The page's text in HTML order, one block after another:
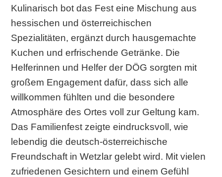
Kulinarisch bot das Fest eine Mischung aus
hessischen und österreichischen
Spezialitäten, ergänzt durch hausgemachte
Kuchen und erfrischende Getränke. Die
Helferinnen und Helfer der DÖG sorgten mit
großem Engagement dafür, dass sich alle
willkommen fühlten und die besondere
Atmosphäre des Ortes voll zur Geltung kam.
Das Familienfest zeigte eindrucksvoll, wie
lebendig die deutsch‑österreichische
Freundschaft in Wetzlar gelebt wird. Mit vielen
zufriedenen Gesichtern und einem Gefühl